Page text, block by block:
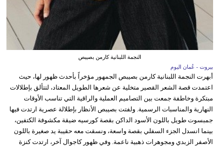
النجمة اللبنانية كارمن بصيبص
بيروت - عُمان اليوم
أبهرت النجمة اللبنانية كارمن بصيبص الجمهور مؤخراً بأحدث ظهور لها، حيث
اعتمدت قصة الشعر القصير متخلية عن شعرها الطويل المعتاد، لتتألق بإطلالات
مبتكرة وخاطفة جمعت بين التصاميم العملية والراقية التي تناسب الأوقات
النهارية والمناسبات الرسمية. ولفتت بصيبص الأنظار بإطلالة عصرية ارتدت فيها
جمبسوت طويل باللون الأسود الداكن بقصة كورسيه ضيقة مكشوفة الكتفين،
بينما انسدل الجزء السفلي بقصة واسعة، ونسقت معه حقيبة يد صغيرة باللون
الأصفر الزبدي ومجوهرات ذهبية ناعمة. وفي ظهور كاجوال آخر، ارتدت كنزة